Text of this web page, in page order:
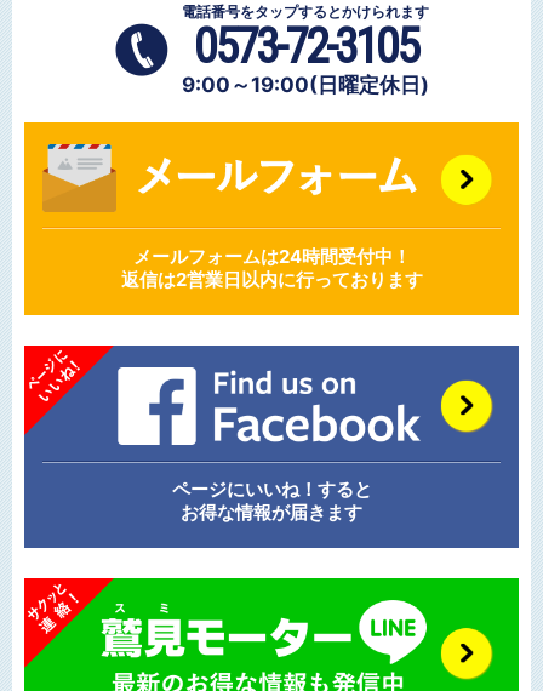
電話番号をタップするとかけられます
0573-72-3105
9:00～19:00(日曜定休日)
メールフォームは24時間受付中！
返信は2営業日以内に行っております
ページにいいね！すると
お得な情報が届きます